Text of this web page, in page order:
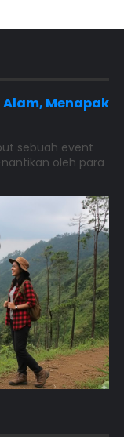
Menapak
sebuah event
oleh para